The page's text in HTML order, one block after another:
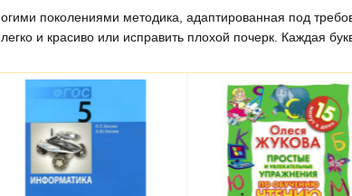
поколениями методика, адаптированная под
легко и красиво или исправить плохой почерк. Каждая